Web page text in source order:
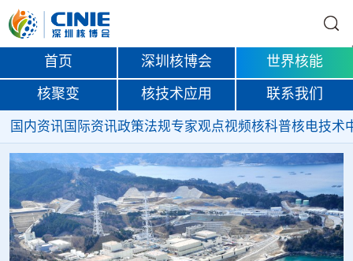
首页 深圳核博会 世界核能
核聚变 核技术应用 联系我们
国内资讯 国际资讯政策法规专家观点视频核科普核电技术